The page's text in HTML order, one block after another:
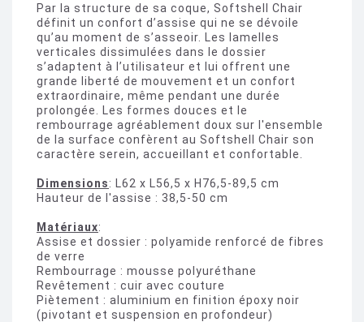
Par la structure de sa coque, Softshell Chair
définit un confort d’assise qui ne se dévoile
qu’au moment de s’asseoir. Les lamelles
verticales dissimulées dans le dossier
s’adaptent à l’utilisateur et lui offrent une
grande liberté de mouvement et un confort
extraordinaire, même pendant une durée
prolongée. Les formes douces et le
rembourrage agréablement doux sur l'ensemble
de la surface confèrent au Softshell Chair son
caractère serein, accueillant et confortable.
Dimensions: L62 x L56,5 x H76,5-89,5 cm
Hauteur de l'assise : 38,5-50 cm
Matériaux:
Assise et dossier : polyamide renforcé de fibres
de verre
Rembourrage : mousse polyuréthane
Revêtement : cuir avec couture
Piètement : aluminium en finition époxy noir
(pivotant et suspension en profondeur)